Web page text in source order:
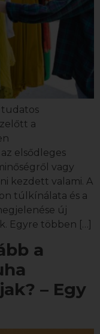
tudatos
a
elsődleges
vagy
kezdett valami. A
túlkínálata és a
új
Egyre többen […]
a
– Egy